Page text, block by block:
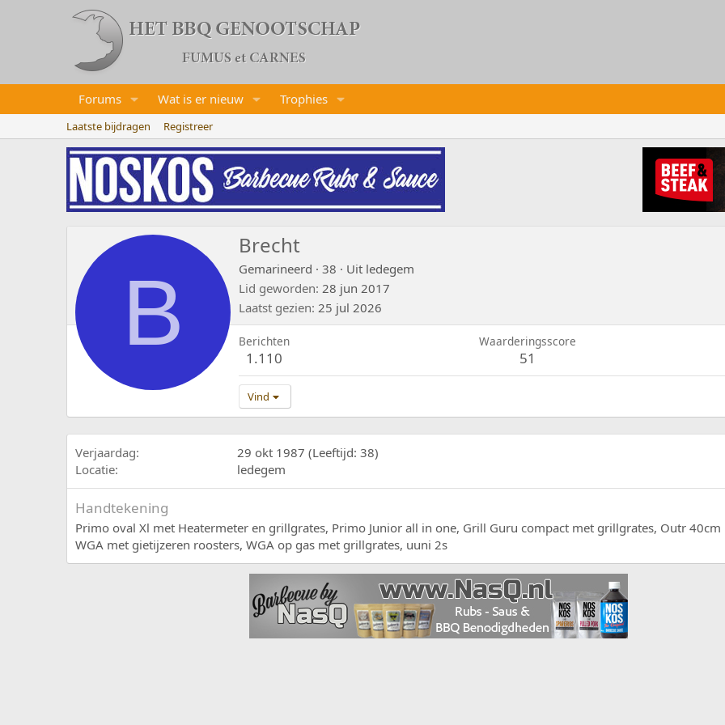
Forums Wat is er nieuw Trophies
Laatste bijdragen Registreer
B
Brecht
Gemarineerd · 38 · Uit ledegem
Lid geworden 28 jun 2017
Laatst gezien 25 jul 2026
Berichten
1.110
Waarderingsscore
51
Vind
Verjaardag
29 okt 1987 (Leeftijd: 38)
Locatie
ledegem
Handtekening
Primo oval Xl met Heatermeter en grillgrates, Primo Junior all in one, Grill Guru compact met grillgrates, Outr 40cm
WGA met gietijzeren roosters, WGA op gas met grillgrates, uuni 2s